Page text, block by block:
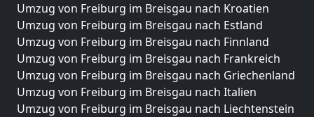
Umzug von Freiburg im Breisgau nach Kroatien
Umzug von Freiburg im Breisgau nach Estland
Umzug von Freiburg im Breisgau nach Finnland
Umzug von Freiburg im Breisgau nach Frankreich
Umzug von Freiburg im Breisgau nach Griechenland
Umzug von Freiburg im Breisgau nach Italien
Umzug von Freiburg im Breisgau nach Liechtenstein